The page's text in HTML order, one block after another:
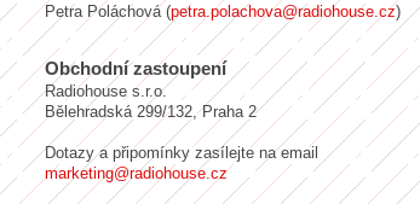
Petra Poláchová (petra.polachova@radiohouse.cz)
Obchodní zastoupení
Radiohouse s.r.o.
Bělehradská 299/132, Praha 2
Dotazy a připomínky zasílejte na email
marketing@radiohouse.cz